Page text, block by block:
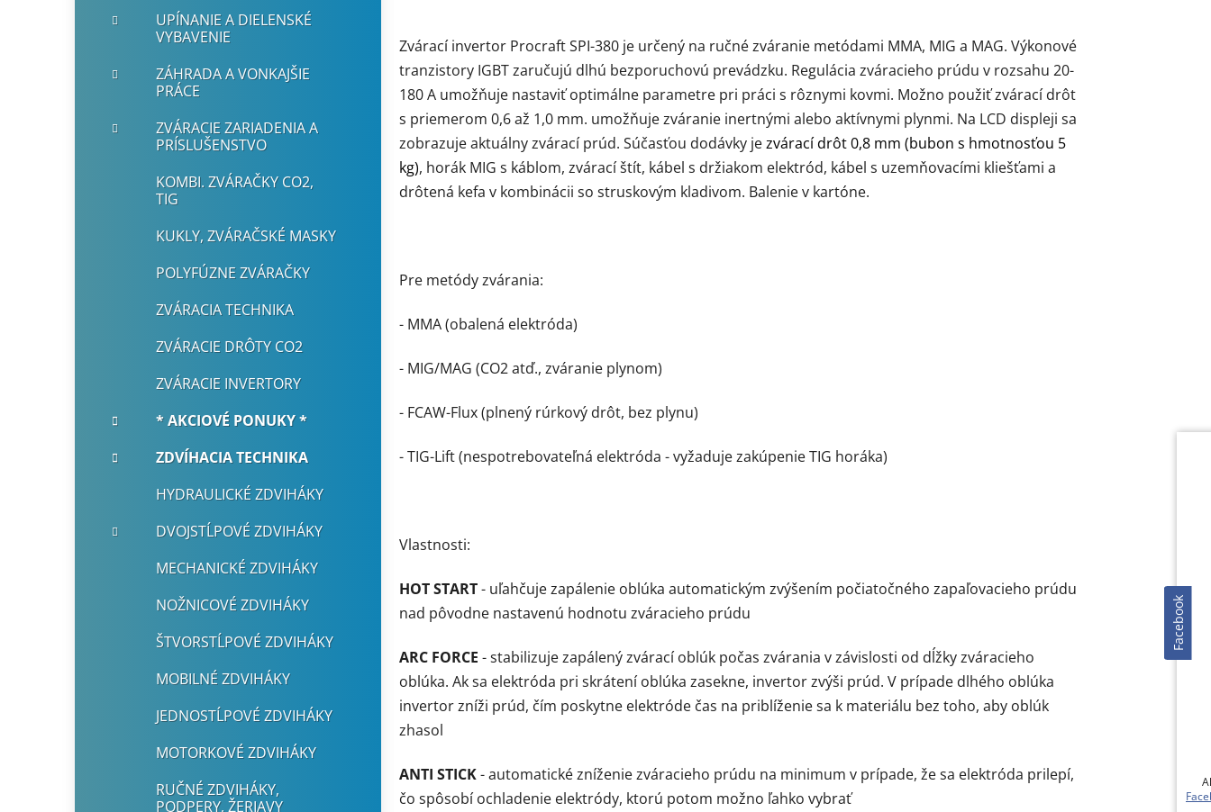
UPÍNANIE A DIELENSKÉ
VYBAVENIE
ZÁHRADA A VONKAJŠIE
PRÁCE
ZVÁRACIE ZARIADENIA A
PRÍSLUŠENSTVO
KOMBI. ZVÁRAČKY CO2,
TIG
KUKLY, ZVÁRAČSKÉ MASKY
POLYFÚZNE ZVÁRAČKY
ZVÁRACIA TECHNIKA
ZVÁRACIE DRÔTY CO2
ZVÁRACIE INVERTORY
* AKCIOVÉ PONUKY *
ZDVÍHACIA TECHNIKA
HYDRAULICKÉ ZDVIHÁKY
DVOJSTĹPOVÉ ZDVIHÁKY
MECHANICKÉ ZDVIHÁKY
NOŽNICOVÉ ZDVIHÁKY
ŠTVORSTĹPOVÉ ZDVIHÁKY
MOBILNÉ ZDVIHÁKY
JEDNOSTĹPOVÉ ZDVIHÁKY
MOTORKOVÉ ZDVIHÁKY
RUČNÉ ZDVIHÁKY,
PODPERY, ŽERIAVY
Zvárací invertor Procraft SPI-380 je určený na ručné zváranie metódami MMA, MIG a MAG. Výkonové
tranzistory IGBT zaručujú dlhú bezporuchovú prevádzku. Regulácia zváracieho prúdu v rozsahu 20-
180 A umožňuje nastaviť optimálne parametre pri práci s rôznymi kovmi. Možno použiť zvárací drôt
s priemerom 0,6 až 1,0 mm. umožňuje zváranie inertnými alebo aktívnymi plynmi. Na LCD displeji sa
zobrazuje aktuálny zvárací prúd. Súčasťou dodávky jezvárací drôt 0,8 mm (bubon s hmotnosťou 5
kg), horák MIG s káblom, zvárací štít, kábel s držiakom elektród, kábel s uzemňovacími kliešťami a
drôtená kefa v kombinácii so struskovým kladivom. Balenie v kartóne.
Pre metódy zvárania:
- MMA (obalená elektróda)
- MIG/MAG (CO2 atď., zváranie plynom)
- FCAW-Flux (plnený rúrkový drôt, bez plynu)
- TIG-Lift (nespotrebovateľná elektróda - vyžaduje zakúpenie TIG horáka)
Vlastnosti:
HOT START- uľahčuje zapálenie oblúka automatickým zvýšením počiatočného zapaľovacieho prúdu
nad pôvodne nastavenú hodnotu zváracieho prúdu
ARC FORCE - stabilizuje zapálený zvárací oblúk počas zvárania v závislosti od dĺžky zváracieho
oblúka. Ak sa elektróda pri skrátení oblúka zasekne, invertor zvýši prúd. V prípade dlhého oblúka
invertor zníži prúd, čím poskytne elektróde čas na priblíženie sa k materiálu bez toho, aby oblúk
zhasol
ANTI STICK- automatické zníženie zváracieho prúdu na minimum v prípade, že sa elektróda prilepí,
čo spôsobí ochladenie elektródy, ktorú potom možno ľahko vybrať
Facebook